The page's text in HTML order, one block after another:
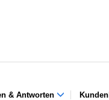
& Antworten